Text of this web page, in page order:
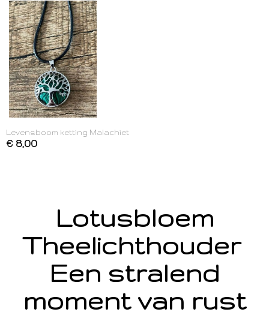
Levensboom ketting Malachiet
€ 8,00
Lotusbloem
Theelichthouder
Een stralend
moment van rust